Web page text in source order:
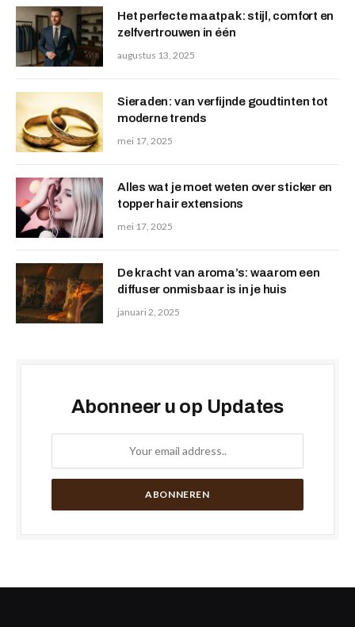
Het perfecte maatpak: stijl, comfort en
zelfvertrouwen in één
augustus 13, 2025
Sieraden: van verfijnde goudtinten tot
moderne trends
mei 17, 2025
Alles wat je moet weten over sticker en
topper hair extensions
mei 17, 2025
De kracht van aroma’s: waarom een
diffuser onmisbaar is in je huis
januari 2, 2025
Abonneer u op Updates